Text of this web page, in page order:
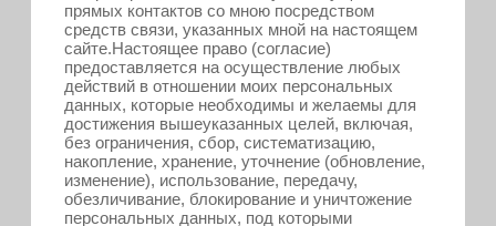
прямых контактов со мною посредством
средств связи, указанных мной на настоящем
сайте.Настоящее право (согласие)
предоставляется на осуществление любых
действий в отношении моих персональных
данных, которые необходимы и желаемы для
достижения вышеуказанных целей, включая,
без ограничения, сбор, систематизацию,
накопление, хранение, уточнение (обновление,
изменение), использование, передачу,
обезличивание, блокирование и уничтожение
персональных данных, под которыми